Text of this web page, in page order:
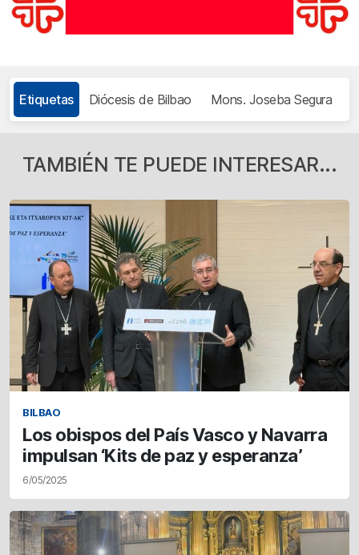
Etiquetas Diócesis de Bilbao Mons. Joseba Segura
TAMBIÉN TE PUEDE INTERESAR...
BILBAO
Los obispos del País Vasco y Navarra
impulsan ‘Kits de paz y esperanza’
6/05/2025